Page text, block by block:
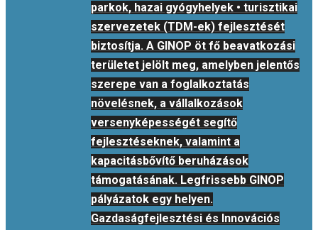
parkok, hazai gyógyhelyek • turisztikai
szervezetek (TDM-ek) fejlesztését
biztosítja. A GINOP öt fő beavatkozási
területet jelölt meg, amelyben jelentős
szerepe van a foglalkoztatás
növelésnek, a vállalkozások
versenyképességét segítő
fejlesztéseknek, valamint a
kapacitásbővítő beruházások
támogatásának. Legfrissebb GINOP
pályázatok egy helyen.
Gazdaságfejlesztési és Innovációs